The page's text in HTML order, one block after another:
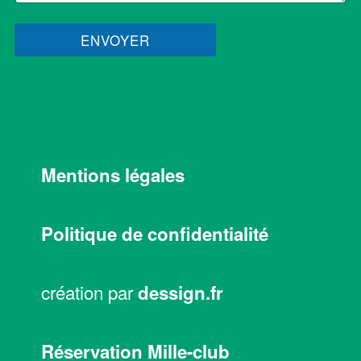
ENVOYER
Mentions légales
Politique de confidentialité
création pardessign.fr
Réservation Mille-club